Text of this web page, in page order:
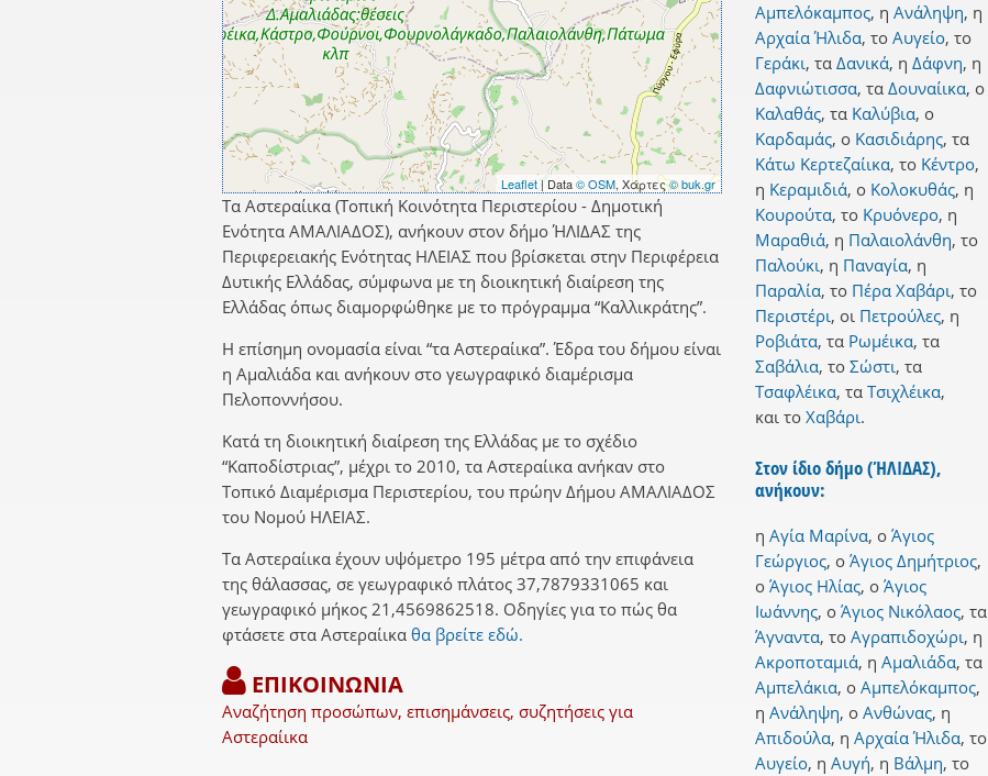
Leaflet| Data© OSM, Χάρτες© buk.gr
Τα Αστεραίικα (Τοπική Κοινότητα Περιστερίου - Δημοτική
Ενότητα ΑΜΑΛΙΑΔΟΣ), ανήκουν στον δήμο ΉΛΙΔΑΣ της
Περιφερειακής Ενότητας ΗΛΕΙΑΣ που βρίσκεται στην Περιφέρεια
Δυτικής Ελλάδας, σύμφωνα με τη διοικητική διαίρεση της
Ελλάδας όπως διαμορφώθηκε με το πρόγραμμα “Καλλικράτης”.
Η επίσημη ονομασία είναι “τα Αστεραίικα”. Έδρα του δήμου είναι
η Αμαλιάδα και ανήκουν στο γεωγραφικό διαμέρισμα
Πελοποννήσου.
Κατά τη διοικητική διαίρεση της Ελλάδας με το σχέδιο
“Καποδίστριας”, μέχρι το 2010, τα Αστεραίικα ανήκαν στο
Τοπικό Διαμέρισμα Περιστερίου, του πρώην Δήμου ΑΜΑΛΙΑΔΟΣ
του Νομού ΗΛΕΙΑΣ.
Τα Αστεραίικα έχουν υψόμετρο 195 μέτρα από την επιφάνεια
της θάλασσας, σε γεωγραφικό πλάτος 37,7879331065 και
γεωγραφικό μήκος 21,4569862518. Οδηγίες για το πώς θα
φτάσετε στα Αστεραίικα θα βρείτε εδώ.
ΕΠΙΚΟΙΝΩΝΙΑ
Αναζήτηση προσώπων, επισημάνσεις, συζητήσεις για
Αστεραίικα
Αμπελόκαμπος, η Ανάληψη, η
Αρχαία Ήλιδα, το Αυγείο, το
Γεράκι, τα Δανικά, η Δάφνη, η
Δαφνιώτισσα, τα Δουναίικα, ο
Καλαθάς, τα Καλύβια, ο
Καρδαμάς, ο Κασιδιάρης, τα
Κάτω Κερτεζαίικα, το Κέντρο,
η Κεραμιδιά, ο Κολοκυθάς, η
Κουρούτα, το Κρυόνερο, η
Μαραθιά, η Παλαιολάνθη, το
Παλούκι, η Παναγία, η
Παραλία, το Πέρα Χαβάρι, το
Περιστέρι, οι Πετρούλες, η
Ροβιάτα, τα Ρωμέικα, τα
Σαβάλια, το Σώστι, τα
Τσαφλέικα, τα Τσιχλέικα,
και το Χαβάρι.
Στον ίδιο δήμο (ΉΛΙΔΑΣ),
ανήκουν:
η Αγία Μαρίνα, ο Άγιος
Γεώργιος, ο Άγιος Δημήτριος,
ο Άγιος Ηλίας, ο Άγιος
Ιωάννης, ο Άγιος Νικόλαος, τα
Άγναντα, το Αγραπιδοχώρι, η
Ακροποταμιά, η Αμαλιάδα, τα
Αμπελάκια, ο Αμπελόκαμπος,
η Ανάληψη, ο Ανθώνας, η
Απιδούλα, η Αρχαία Ήλιδα, το
Αυγείο, η Αυγή, η Βάλμη, το